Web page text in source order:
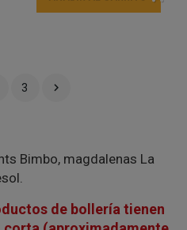
3 
Bimbo, magdalenas La
de bollería tienen